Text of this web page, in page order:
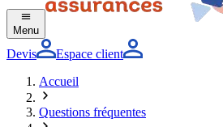
Menu
Devis
Espace client
Accueil
Questions fréquentes